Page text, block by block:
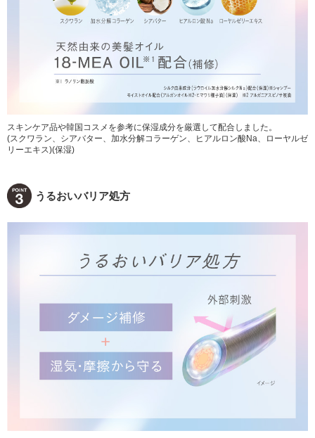
スキンケア品や韓国コスメを参考に保湿成分を厳選して配合しました。
(スクワラン、シアバター、加水分解コラーゲン、ヒアルロン酸Na、ローヤルゼ
リーエキス)(保湿)
うるおいバリア処方